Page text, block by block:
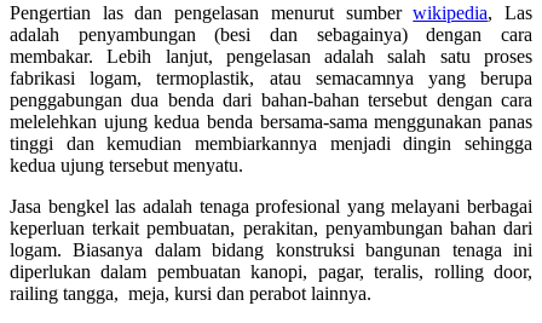
Pengertian las dan pengelasan menurut sumberwikipedia, Las
adalah penyambungan (besi dan sebagainya) dengan cara
membakar. Lebih lanjut, pengelasan adalah salah satu proses
fabrikasi logam, termoplastik, atau semacamnya yang berupa
penggabungan dua benda dari bahan-bahan tersebut dengan cara
melelehkan ujung kedua benda bersama-sama menggunakan panas
tinggi dan kemudian membiarkannya menjadi dingin sehingga
kedua ujung tersebut menyatu.
Jasa bengkel las adalah tenaga profesional yang melayani berbagai
keperluan terkait pembuatan, perakitan, penyambungan bahan dari
logam. Biasanya dalam bidang konstruksi bangunan tenaga ini
diperlukan dalam pembuatan kanopi, pagar, teralis, rolling door,
railing tangga, meja, kursi dan perabot lainnya.